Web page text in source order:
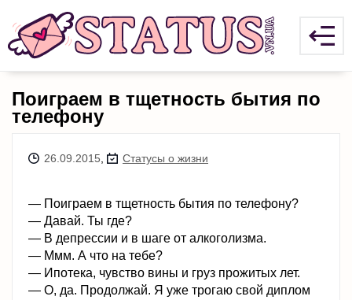
Поиграем в тщетность бытия по
телефону
26.09.2015 Статусы о жизни
— Поиграем в тщетность бытия по телефону?
— Давай. Ты где?
— В депрессии и в шаге от алкоголизма.
— Ммм. А что на тебе?
— Ипотека, чувство вины и груз прожитых лет.
— О, да. Продолжай. Я уже трогаю свой диплом